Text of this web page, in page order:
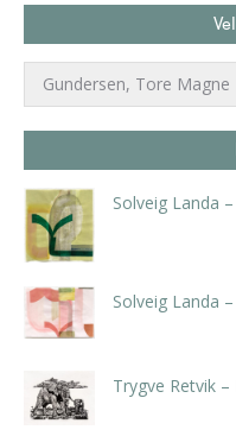
Gundersen, Tore Magne
Solveig Landa
Solveig Landa
Trygve Retvik